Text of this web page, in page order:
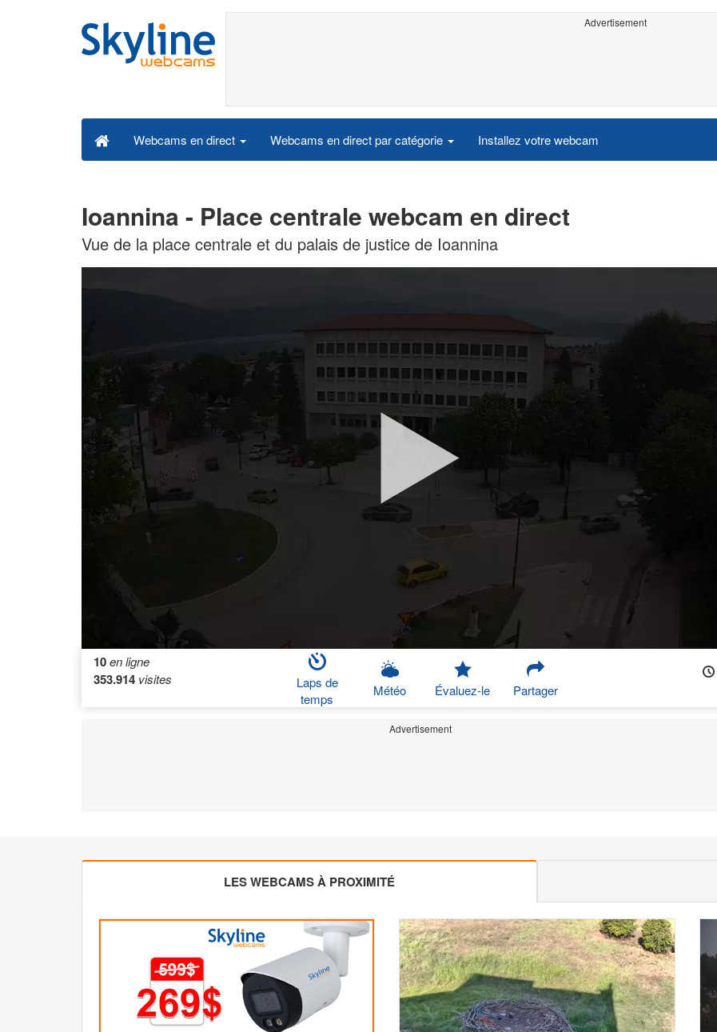
Advertisement
Webcams en direct Webcams en direct par catégorie Installez votre webcam
Ioannina - Place centrale webcam en direct
Vue de la place centrale et du palais de justice de Ioannina
10en ligne
353.914 visites
Laps de
temps
Météo Évaluez-le Partager
Advertisement
LES WEBCAMS À PROXIMITÉ